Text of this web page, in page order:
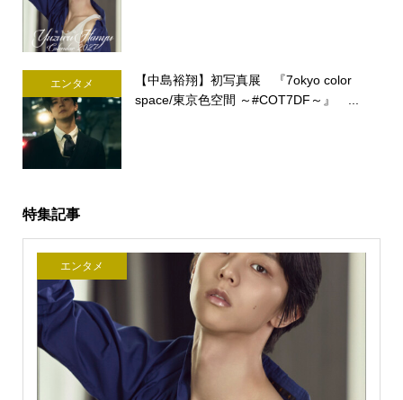
エンタメ
【中島裕翔】初写真展 『7okyo color
space/東京色空間 ～#COT7DF～』 ...
特集記事
エンタメ